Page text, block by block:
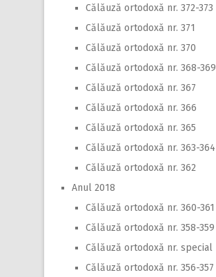
Călăuză ortodoxă nr. 372-373
Călăuză ortodoxă nr. 371
Călăuză ortodoxă nr. 370
Călăuză ortodoxă nr. 368-369
Călăuză ortodoxă nr. 367
Călăuză ortodoxă nr. 366
Călăuză ortodoxă nr. 365
Călăuză ortodoxă nr. 363-364
Călăuză ortodoxă nr. 362
Anul 2018
Călăuză ortodoxă nr. 360-361
Călăuză ortodoxă nr. 358-359
Călăuză ortodoxă nr. special
Călăuză ortodoxă nr. 356-357